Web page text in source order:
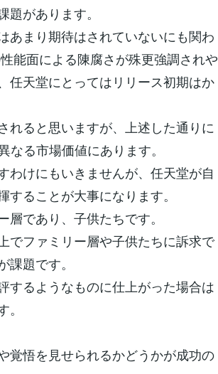
があります。
あまり期待はされていないにも関わ
能面による陳腐さが殊更強調されや
任天堂にとってはリリース初期はか
れると思いますが、上述した通りに
る市場価値にあります。
わけにもいきませんが、任天堂が自
ることが大事になります。
であり、子供たちです。
でファミリー層や子供たちに訴求で
題です。
するようなものに仕上がった場合は
覚悟を見せられるかどうかが成功の